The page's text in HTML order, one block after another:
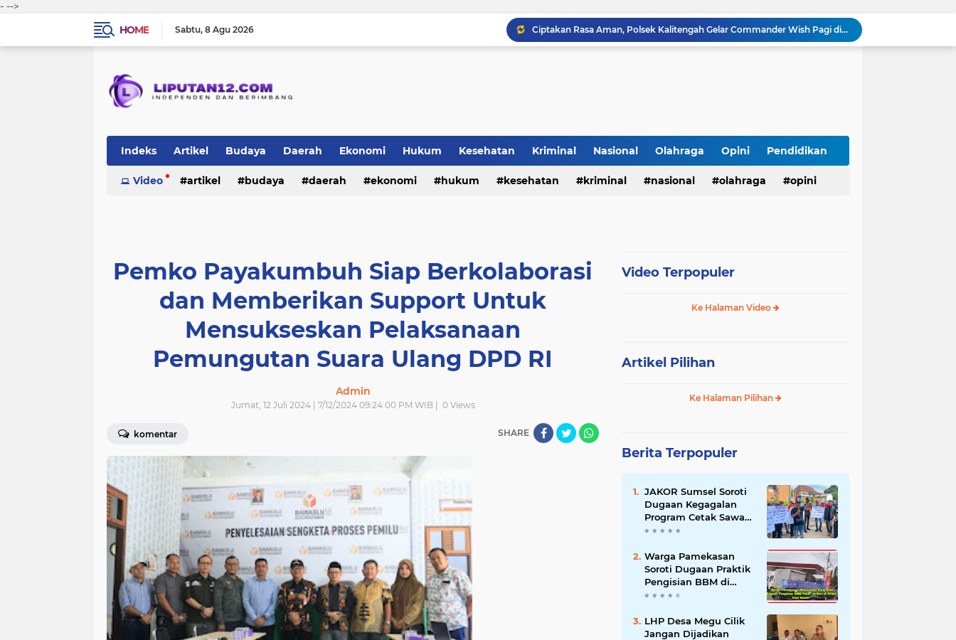
- -->
HOME
Sabtu 8 Agu 2026
Kakanwil Ditjenpas Riau Resmi Buka Semarak HUT Ke-81 RI, Lapas Pasir Pangarayan Turunkan Tim Terbaik di Kakanwil Cup Mini Soccer
Polresta Cirebon Sita Ratusan Botol Miras Ilegal dalam Ops Pekat
Warga Grand Talago Resah, Air PDAM Mati 2 Minggu, Kinerja PDAM Payakumbuh Disorot
Indeks Artikel Budaya Daerah Ekonomi Hukum Kesehatan Kriminal Nasional Olahraga Opini Pendidikan
Peristiwa Politik TNI-Polri sosial
Video artikel budaya daerah ekonomi hukum kesehatan kriminal nasional olahraga opini
Pemko Payakumbuh Siap Berkolaborasi
dan Memberikan Support Untuk
Mensukseskan Pelaksanaan
Pemungutan Suara Ulang DPD RI
Admin
Jumat, 12 Juli 2024 | 7/12/2024 09:24:00 PM WIB | 0Views
komentar SHARE
Video Terpopuler
Ke Halaman Video
Artikel Pilihan
Ke Halaman Pilihan
Berita Terpopuler
JAKOR Sumsel Soroti
Dugaan Kegagalan
Program Cetak Sawah
Rp105 Miliar di Ogan
Pertanian Mundur
Warga Pamekasan
Soroti Dugaan Praktik
Pengisian BBM di
SPBU Cem Manis,
Pengawasan
LHP Desa Megu Cilik
Jangan Dijadikan